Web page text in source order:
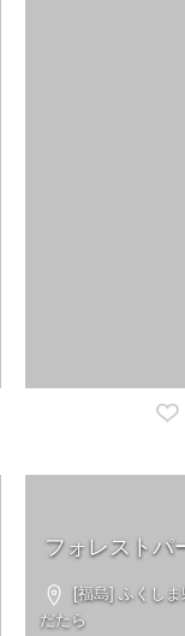
フォレストパ
[福島] ふくし
だたら